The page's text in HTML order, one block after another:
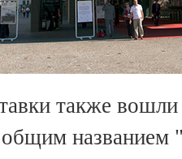
также вошли
названием